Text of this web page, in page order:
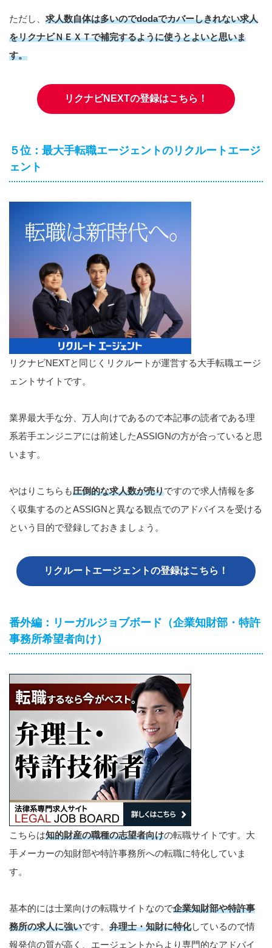
ただし、 求人数自体は多いのでdodaでカバーしきれない求人
をリクナビＮＥＸＴで補完するように使うとよいと思いま
す。
リクナビNEXTの登録はこちら！
５位：最大手転職エージェントのリクルートエージ
ェント
リクナビNEXTと同じくリクルートが運営する大手転職エージ
ェントサイトです。
業界最大手な分、万人向けであるので本記事の読者である理
系若手エンジニアには前述したASSIGNの方が合っていると思
います。
やはりこちらも圧倒的な求人数が売りですので求人情報を多
く収集するのとASSIGNと異なる観点でのアドバイスを受ける
という目的で登録しておきましょう。
リクルートエージェントの登録はこちら！
番外編：リーガルジョブボード（企業知財部・特許
事務所希望者向け）
こちらは知的財産の職種の志望者向けの転職サイトです。大
手メーカーの知財部や特許事務所への転職に特化していま
す。
基本的には士業向けの転職サイトなので企業知財部や特許事
務所の求人に強いです。 弁理士・知財に特化しているので情
報発信の質が高く、エージェントからより専門的なアドバイ